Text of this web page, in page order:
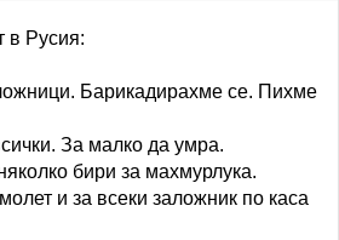
в Русия:
Барикадирахме се. Пихме
За малко да умра.
бири за махмурлука.
и за всеки заложник по каса